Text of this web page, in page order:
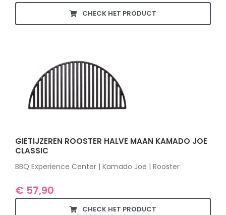
CHECK HET PRODUCT
GIETIJZEREN ROOSTER HALVE MAAN KAMADO JOE
CLASSIC
BBQ Experience Center | Kamado Joe | Rooster
€57,90
CHECK HET PRODUCT